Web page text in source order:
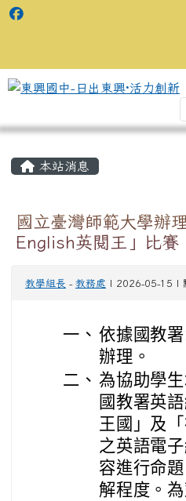
本站消息
國立臺灣師範大學辦
English英閱王」比賽
教學組長 - 教務處 | 2026-05-15 |
一、 依據國教
辦理。
二、 為協助學
國教署英
王國」及
之英語電
容進行命
解程度。